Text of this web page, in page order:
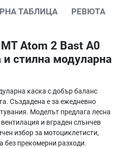
ТАБЛИЦА РЕВЮТА
Atom 2 Bast A0
и стилна модуларна
каска с добър баланс
Създадена е за ежедневно
Моделът предлага лесна
и вграден слънчев
избор за мотоциклетисти,
без прекомерни разходи.